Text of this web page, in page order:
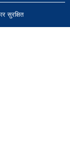
सुरक्षित